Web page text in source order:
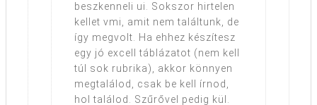
beszkenneli ui. Sokszor hirtelen
kellet vmi, amit nem találtunk, de
így megvolt. Ha ehhez készítesz
egy jó excell táblázatot (nem kell
túl sok rubrika), akkor könnyen
megtalálod, csak be kell írnod,
hol találod. Szűrővel pedig kül.